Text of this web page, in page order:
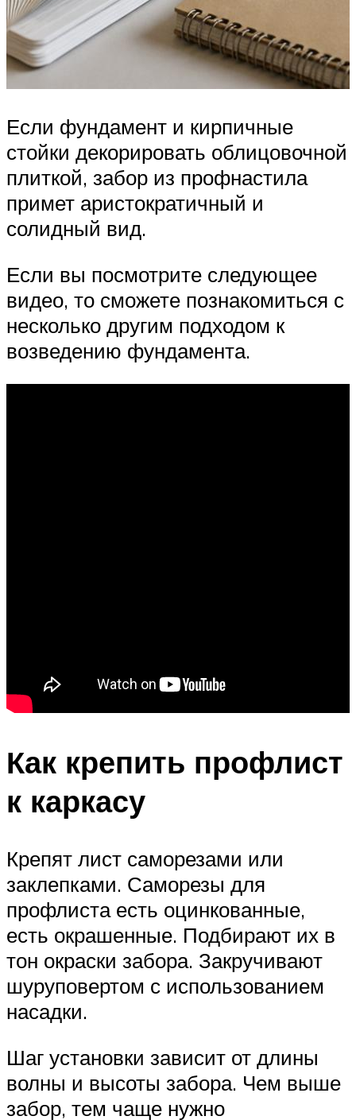
Если фундамент и кирпичные
стойки декорировать облицовочной
плиткой, забор из профнастила
примет аристократичный и
солидный вид.
Если вы посмотрите следующее
видео, то сможете познакомиться с
несколько другим подходом к
возведению фундамента.
Как крепить профлист
к каркасу
Крепят лист саморезами или
заклепками. Саморезы для
профлиста есть оцинкованные,
есть окрашенные. Подбирают их в
тон окраски забора. Закручивают
шуруповертом с использованием
насадки.
Шаг установки зависит от длины
волны и высоты забора. Чем выше
забор, тем чаще нужно